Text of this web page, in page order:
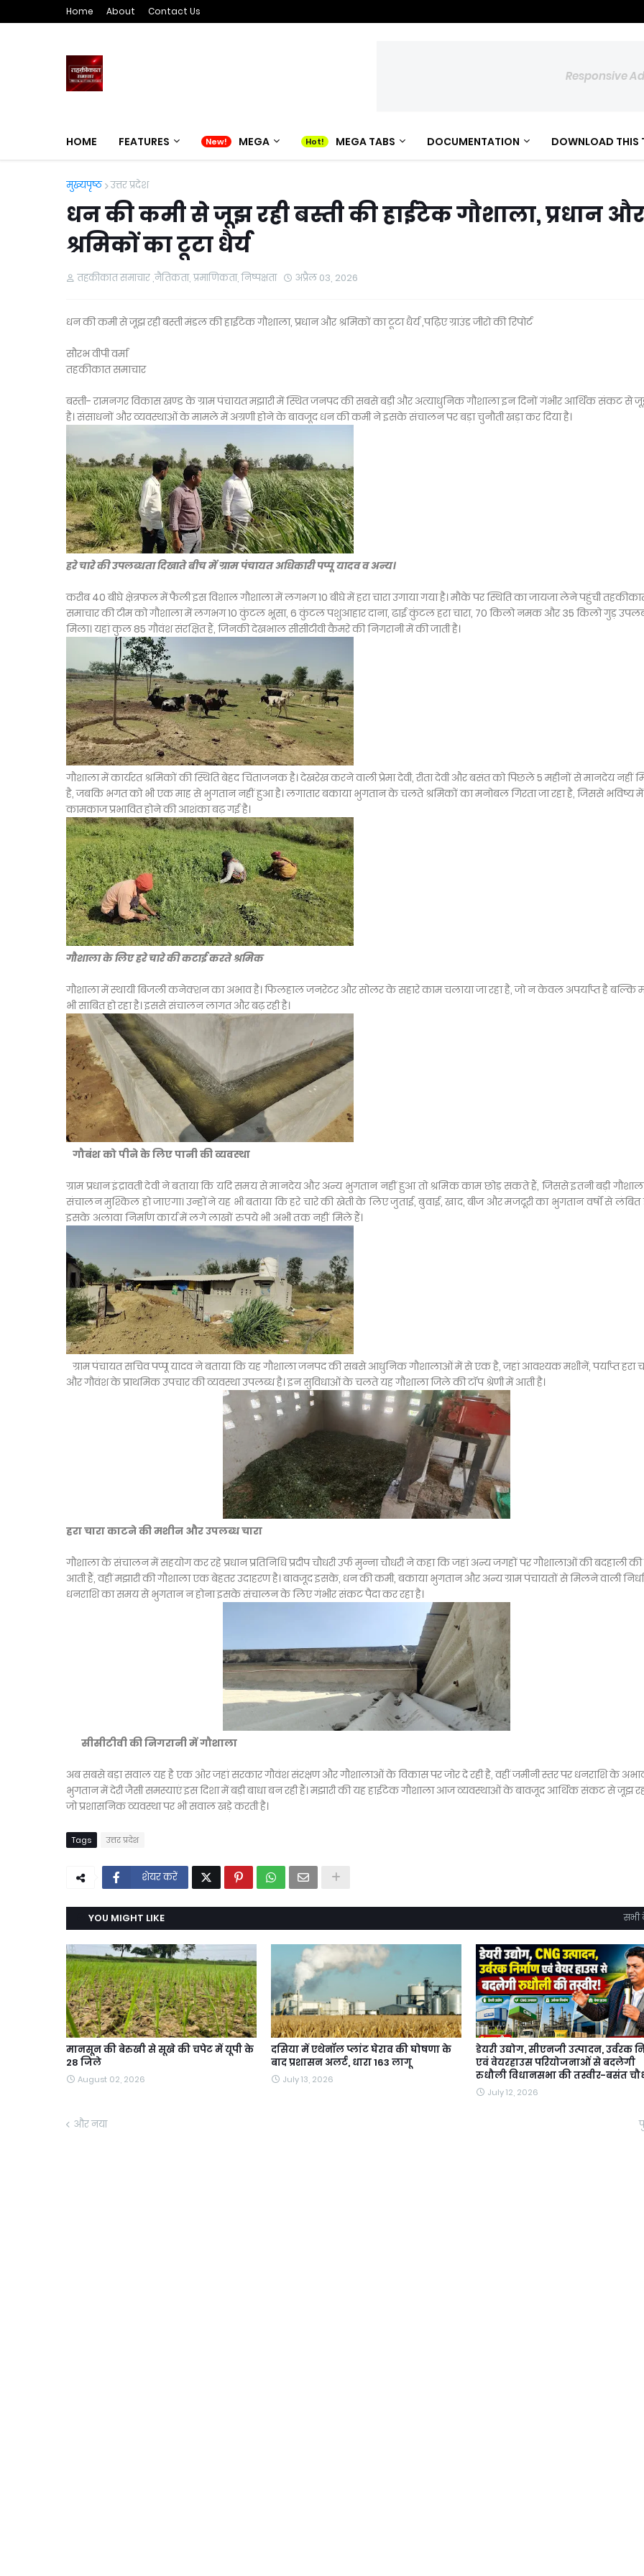
Home About Contact Us
Responsive
HOME FEATURES MEGA MEGA TABS DOCUMENTATION DOWNLOAD THIS
मुख्यपृष्ठ उत्तर प्रदेश
धन की कमी से जूझ रही बस्ती की हाईटेक गौशाला, प्रधान और
श्रमिकों का टूटा धैर्य
तहकीकात समाचार ,नैतिकता, प्रमाणिकता, निष्पक्षता अप्रैल 03, 2026
धन की कमी से जूझ रही बस्ती मंडल की हाईटेक गौशाला, प्रधान और श्रमिकों का टूटा धैर्य ,पढ़िए ग्राउंड जीरो की रिपोर्ट
सौरभ वीपी वर्मा
तहकीकात समाचार
बस्ती- रामनगर विकास खण्ड के ग्राम पंचायत मझारी में स्थित जनपद की सबसे बड़ी और अत्याधुनिक गौशाला इन दिनों गंभीर आर्थिक संकट से
है। संसाधनों और व्यवस्थाओं के मामले में अग्रणी होने के बावजूद धन की कमी ने इसके संचालन पर बड़ा चुनौती खड़ा कर दिया है।
हरे चारे की उपलब्धता दिखाते बीच में ग्राम पंचायत अधिकारी पप्पू यादव व अन्य।
करीब 40 बीघे क्षेत्रफल में फैली इस विशाल गौशाला में लगभग 10 बीघे में हरा चारा उगाया गया है। मौके पर स्थिति का जायजा लेने पहुंची
समाचार की टीम को गौशाला में लगभग 10 कुंटल भूसा, 6 कुंटल पशुआहार दाना, ढाई कुंटल हरा चारा, 70 किलो नमक और 35 किलो गुड़
मिला। यहां कुल 85 गौवंश संरक्षित हैं, जिनकी देखभाल सीसीटीवी कैमरे की निगरानी में की जाती है।
गौशाला में कार्यरत श्रमिकों की स्थिति बेहद चिंताजनक है। देखरेख करने वाली प्रेमा देवी, रीता देवी और बसंत को पिछले 5 महीनों से मानदेय नहीं
है, जबकि भगत को भी एक माह से भुगतान नहीं हुआ है। लगातार बकाया भुगतान के चलते श्रमिकों का मनोबल गिरता जा रहा है, जिससे भविष्य में
कामकाज प्रभावित होने की आशंका बढ़ गई है।
गौशाला के लिए हरे चारे की कटाई करते श्रमिक
गौशाला में स्थायी बिजली कनेक्शन का अभाव है। फिलहाल जनरेटर और सोलर के सहारे काम चलाया जा रहा है, जो न केवल अपर्याप्त है बल्कि
भी साबित हो रहा है। इससे संचालन लागत और बढ़ रही है।
गौबंश को पीने के लिए पानी की व्यवस्था
ग्राम प्रधान इंद्रावती देवी ने बताया कि यदि समय से मानदेय और अन्य भुगतान नहीं हुआ तो श्रमिक काम छोड़ सकते हैं, जिससे इतनी बड़ी
संचालन मुश्किल हो जाएगा। उन्होंने यह भी बताया कि हरे चारे की खेती के लिए जुताई, बुवाई, खाद, बीज और मजदूरी का भुगतान वर्षों से लंबित
इसके अलावा निर्माण कार्य में लगे लाखों रुपये भी अभी तक नहीं मिले हैं।
ग्राम पंचायत सचिव पप्पू यादव ने बताया कि यह गौशाला जनपद की सबसे आधुनिक गौशालाओं में से एक है, जहां आवश्यक मशीनें, पर्याप्त हरा
और गौवंश के प्राथमिक उपचार की व्यवस्था उपलब्ध है। इन सुविधाओं के चलते यह गौशाला जिले की टॉप श्रेणी में आती है।
हरा चारा काटने की मशीन और उपलब्ध चारा
गौशाला के संचालन में सहयोग कर रहे प्रधान प्रतिनिधि प्रदीप चौधरी उर्फ मुन्ना चौधरी ने कहा कि जहां अन्य जगहों पर गौशालाओं की बदहाली
आती हैं, वहीं मझारी की गौशाला एक बेहतर उदाहरण है। बावजूद इसके, धन की कमी, बकाया भुगतान और अन्य ग्राम पंचायतों से मिलने वाली
धनराशि का समय से भुगतान न होना इसके संचालन के लिए गंभीर संकट पैदा कर रहा है।
सीसीटीवी की निगरानी में गौशाला
अब सबसे बड़ा सवाल यह है एक ओर जहां सरकार गौवंश संरक्षण और गौशालाओं के विकास पर जोर दे रही है, वहीं जमीनी स्तर पर धनराशि के
भुगतान में देरी जैसी समस्याएं इस दिशा में बड़ी बाधा बन रही हैं। मझारी की यह हाईटेक गौशाला आज व्यवस्थाओं के बावजूद आर्थिक संकट से जूझ
जो प्रशासनिक व्यवस्था पर भी सवाल खड़े करती है।
Tags उत्तर प्रदेश
शेयर करें
YOU MIGHT LIKE सभी
मानसून की बेरुखी से सूखे की चपेट में यूपी के
28 जिले
August 02, 2026
दसिया में एथेनॉल प्लांट घेराव की घोषणा के
बाद प्रशासन अलर्ट, धारा 163 लागू
July 13, 2026
डेयरी उद्योग, सीएनजी उत्पादन, उर्वरक
एवं वेयरहाउस परियोजनाओं से बदलेगी
रुधौली विधानसभा की तस्वीर-बसंत
July 12, 2026
और नया